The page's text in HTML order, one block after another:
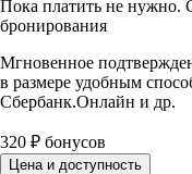
Пока платить не нужно.
бронирования
Мгновенное
в размере удобным
Сбербанк.Онлайн и др.
320 ₽ бонусов
Цена и доступность